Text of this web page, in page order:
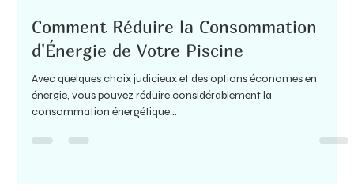
2 min de lecture
Comment Réduire la Consommation
d'Énergie de Votre Piscine
Avec quelques choix judicieux et des options économes en
consommation énergétique...